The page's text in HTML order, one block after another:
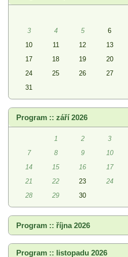
3
4 5 6
10
11 12 13
17
18 19 20
24
25 26 27
31
Program :: září 2026
1 2 3
7
8 9 10
14
15 16 17
21
22 23 24
28
29 30
Program :: října 2026
Program :: listopadu 2026